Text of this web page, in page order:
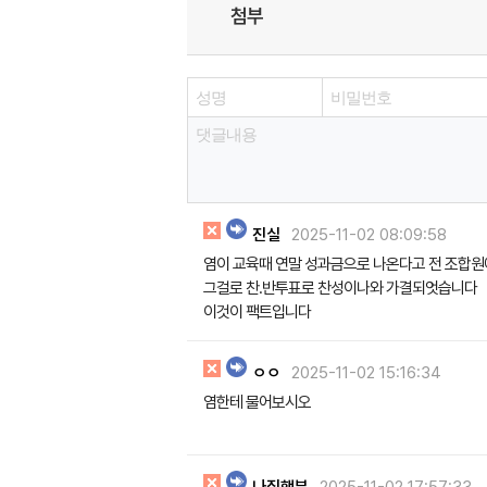
첨부
진실
2025-11-02 08:09:58
염이 교육때 연말 성과금으로 나온다고 전 조합
그걸로 찬.반투표로 찬성이나와 가결되엇습니다
이것이 팩트입니다
ㅇㅇ
2025-11-02 15:16:34
염한테 물어보시오